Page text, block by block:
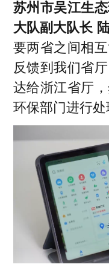
苏州市吴江生
大队副大队长
要两省之间相
反馈到我们省
达给浙江省厅
环保部门进行处